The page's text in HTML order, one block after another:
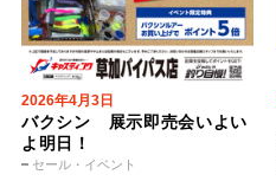
2026年4月3日
セール・イベント
バクシン 展示即売会いよい
よ明日！